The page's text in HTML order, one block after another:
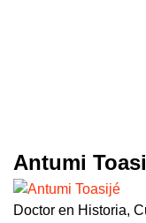
Antumi
Doctor en Historia,